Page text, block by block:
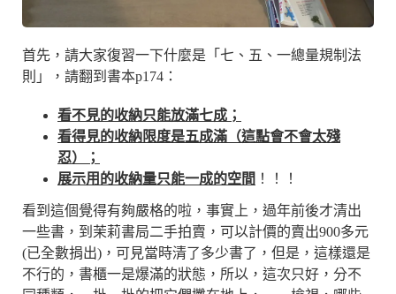
首先，請大家復習一下什麼是「七、五、一總量規制法
則」，請翻到書本p174：
看不見的收納只能放滿七成；
看得見的收納限度是五成滿（這點會不會太殘
忍）；
展示用的收納量只能一成的空間 ！！！
看到這個覺得有夠嚴格的啦，事實上，過年前後才清出
一些書，到茉莉書局二手拍賣，可以計價的賣出900多元
(已全數捐出)，可見當時清了多少書了，但是，這樣還是
不行的，書櫃一是爆滿的狀態，所以，這次只好，分不